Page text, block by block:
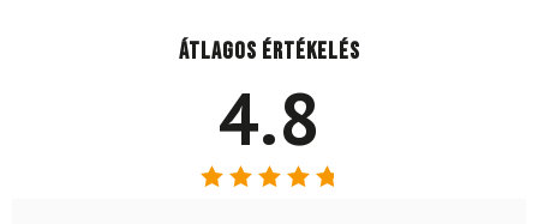
Átlagos értékelés
4.8